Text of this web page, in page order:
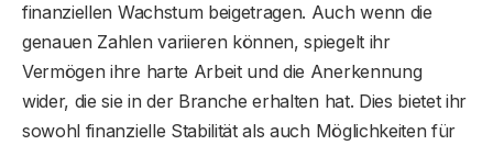
finanziellen Wachstum beigetragen. Auch wenn die
genauen Zahlen variieren können, spiegelt ihr
Vermögen ihre harte Arbeit und die Anerkennung
wider, die sie in der Branche erhalten hat. Dies bietet ihr
sowohl finanzielle Stabilität als auch Möglichkeiten für